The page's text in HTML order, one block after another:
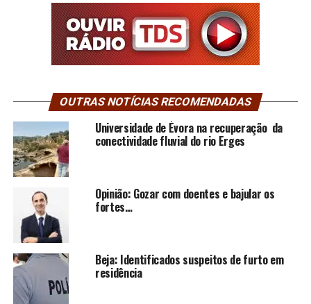
OUTRAS NOTÍCIAS RECOMENDADAS
Universidade de Évora na recuperação da
conectividade fluvial do rio Erges
Opinião: Gozar com doentes e bajular os
fortes…
Beja: Identificados suspeitos de furto em
residência